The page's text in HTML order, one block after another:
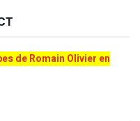
de Romain Olivier en